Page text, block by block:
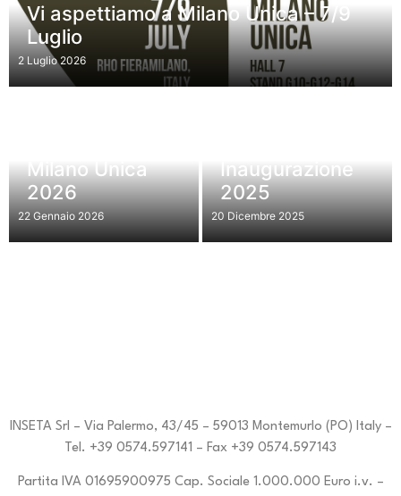
Vi aspettiamo a Milano Unica – 7/9
Luglio
2 Luglio 2026
Milano Unica
2026
22 Gennaio 2026
Inaugurazione
2025
20 Dicembre 2025
INSETA Srl – Via Palermo, 43/45 – 59013 Montemurlo (PO) Italy –
Tel. +39 0574.597141 – Fax +39 0574.597143
Partita IVA 01695900975 Cap. Sociale 1.000.000 Euro i.v. –